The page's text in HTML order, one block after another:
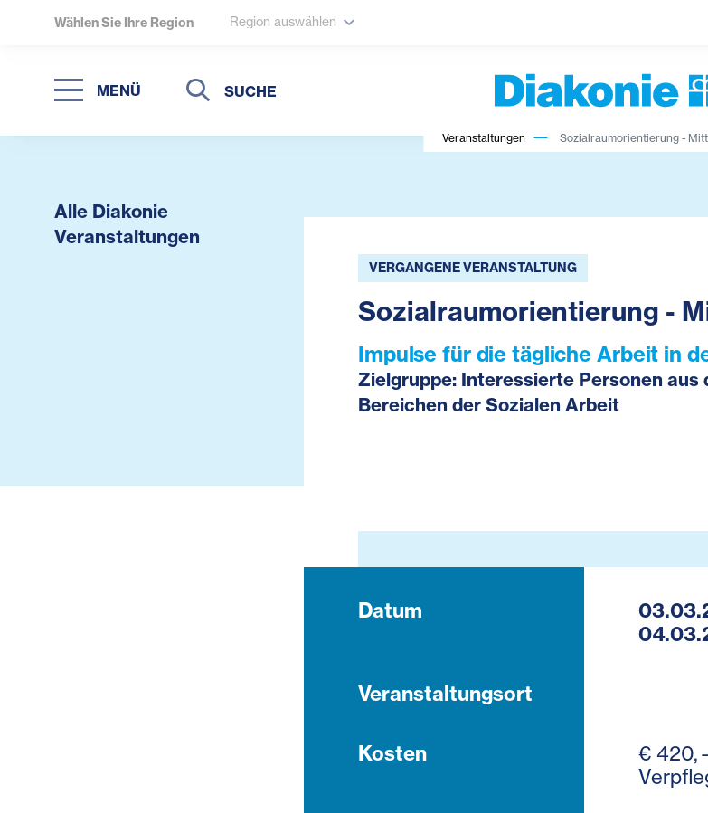
Wählen Sie Ihre Region Region auswählen
MENÜ
Suche
Suche
Veranstaltungen Sozialraumorientierung -
Alle Diakonie
Veranstaltungen
VERGANGENE VERANSTALTUNG
Sozialraumorientierung -
Impulse für die tägliche Arbeit in
Zielgruppe: Interessierte Personen
Bereichen der Sozialen Arbeit
Datum
Veranstaltungsort
Kosten
€